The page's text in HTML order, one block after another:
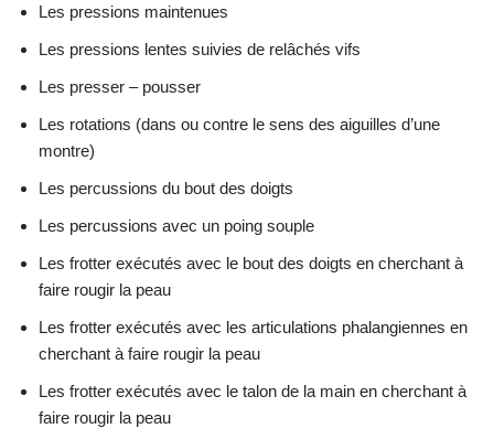
Les pressions maintenues
Les pressions lentes suivies de relâchés vifs
Les presser – pousser
Les rotations (dans ou contre le sens des aiguilles d’une
montre)
Les percussions du bout des doigts
Les percussions avec un poing souple
Les frotter exécutés avec le bout des doigts en cherchant à
faire rougir la peau
Les frotter exécutés avec les articulations phalangiennes en
cherchant à faire rougir la peau
Les frotter exécutés avec le talon de la main en cherchant à
faire rougir la peau